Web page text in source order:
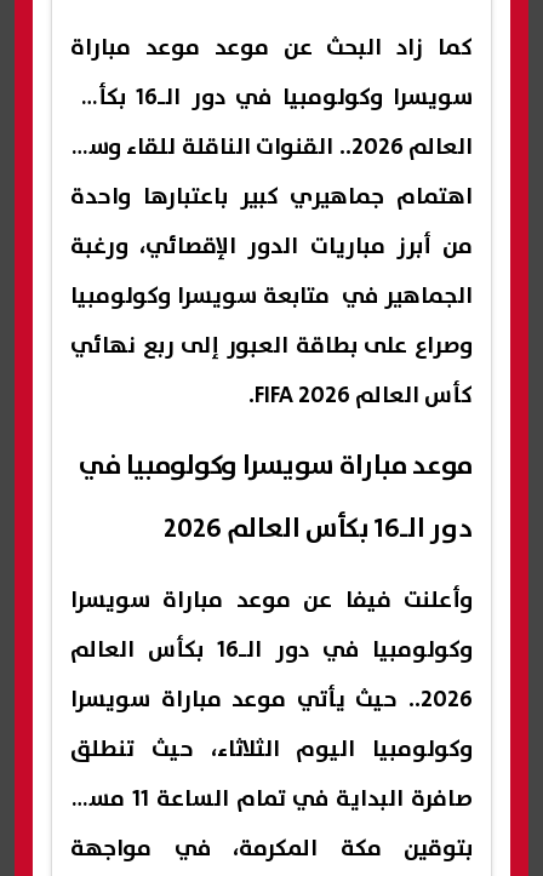
كما زاد البحث عن موعد موعد مباراة
سويسرا وكولومبيا في دور الـ16 بكأس
العالم 2026.. القنوات الناقلة للقاء وسط
اهتمام جماهيري كبير باعتبارها واحدة
من أبرز مباريات الدور الإقصائي، ورغبة
الجماهير في متابعة سويسرا وكولومبيا
وصراع على بطاقة العبور إلى ربع نهائي
كأس العالم FIFA 2026.
موعد مباراة سويسرا وكولومبيا في
دور الـ16 بكأس العالم 2026
وأعلنت فيفا عن موعد مباراة سويسرا
وكولومبيا في دور الـ16 بكأس العالم
2026.. حيث يأتي موعد مباراة سويسرا
وكولومبيا اليوم الثلاثاء، حيث تنطلق
صافرة البداية في تمام الساعة 11 مساءً
بتوقين مكة المكرمة، في مواجهة